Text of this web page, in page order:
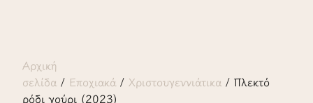
Αρχική
σελίδα/ Εποχιακά/Χριστουγεννιάτικα/ Πλεκτό
ρόδι γούρι (2023)